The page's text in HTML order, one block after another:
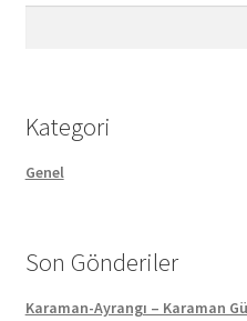
Kategori
Genel
Son Gönderiler
Karaman-Ayrangı – Karaman